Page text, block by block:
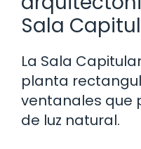
Sala
La Sala
planta
ventanales que
de luz natural.